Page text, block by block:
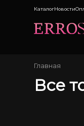
КаталогНовости
Главная
Все